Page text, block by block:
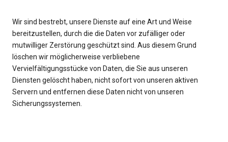
Wir sind bestrebt, unsere Dienste auf eine Art und Weise
bereitzustellen, durch die die Daten vor zufälliger oder
mutwilliger Zerstörung geschützt sind. Aus diesem Grund
löschen wir möglicherweise verbliebene
Vervielfältigungsstücke von Daten, die Sie aus unseren
Diensten gelöscht haben, nicht sofort von unseren aktiven
Servern und entfernen diese Daten nicht von unseren
Sicherungssystemen.